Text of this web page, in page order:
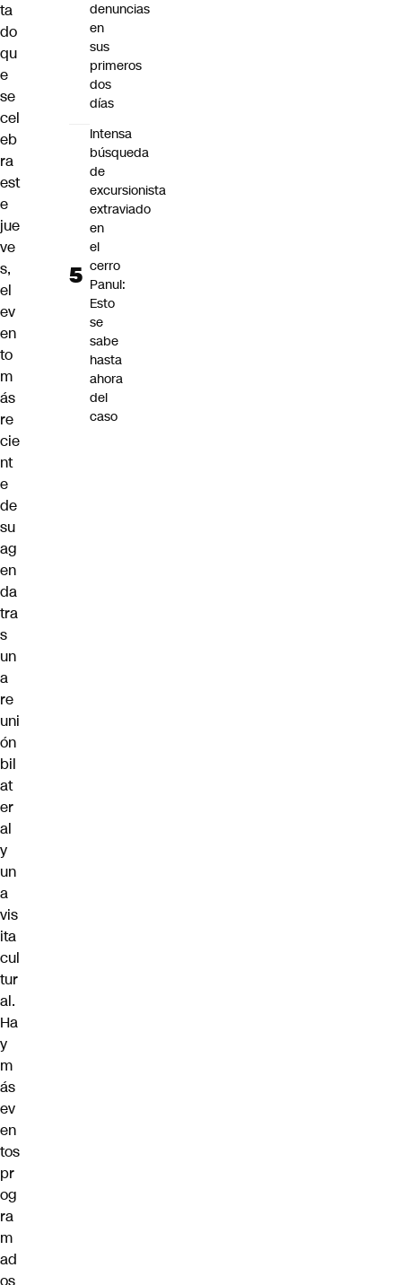
ta
do
qu
e
se
cel
eb
ra
est
e
jue
ve
s,
el
ev
en
to
m
ás
re
cie
nt
e
de
su
ag
en
da
tra
s
un
a
re
uni
ón
bil
at
er
al
y
un
a
vis
ita
cul
tur
al.
Ha
y
m
ás
ev
en
tos
pr
og
ra
m
ad
os
denuncias
en
sus
primeros
dos
días
Intensa
búsqueda
de
excursionista
extraviado
en
el
cerro
Panul:
Esto
se
sabe
hasta
ahora
del
caso